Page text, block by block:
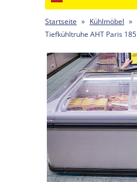
Startseite » Kühlmöbel »
Tiefkühltruhe AHT Paris 185